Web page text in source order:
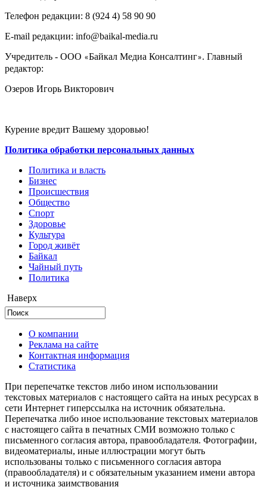
Телефон редакции: ‎‎8 (924 4) 58 90 90
E-mail редакции: info@baikal-media.ru
Учредитель - ООО «Байкал Медиа Консалтинг». Главный
редактор:
Озеров Игорь Викторович
Курение вредит Вашему здоровью!
Политика обработки персональных данных
Политика и власть
Бизнес
Происшествия
Общество
Cпорт
Здоровье
Культура
Город живёт
Байкал
Чайный путь
Политика
Наверх
О компании
Реклама на сайте
Контактная информация
Статистика
При перепечатке текстов либо ином использовании
текстовых материалов с настоящего сайта на иных ресурсах в
сети Интернет гиперссылка на источник обязательна.
Перепечатка либо иное использование текстовых материалов
с настоящего сайта в печатных СМИ возможно только с
письменного согласия автора, правообладателя. Фотографии,
видеоматериалы, иные иллюстрации могут быть
использованы только с письменного согласия автора
(правообладателя) и с обязательным указанием имени автора
и источника заимствования